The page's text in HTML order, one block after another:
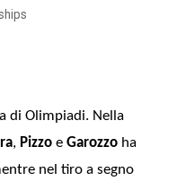
di Olimpiadi. Nella
, Pizzo e Garozzo ha
nel tiro a segno